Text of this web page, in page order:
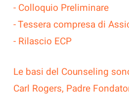
- Colloquio Preliminare
- Tessera compresa di
- Rilascio ECP
Le basi del Counseling
Carl Rogers, Padre